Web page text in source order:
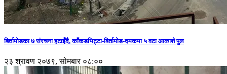
बिर्तामोडका ७ संरचना हटाइँदै, काँकडभिट्टा-बिर्तामोड-दमकमा ५ वटा आकाशे पुल
२३ श्रावण २०७९, सोमबार ०८:००